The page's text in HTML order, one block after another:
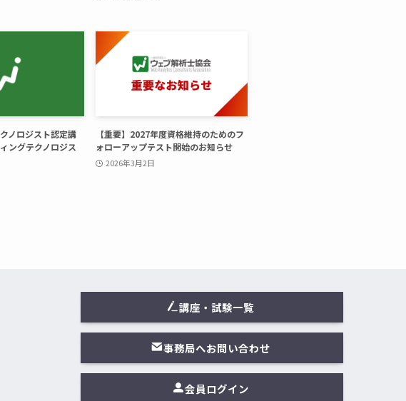
ノロジスト認定講
ングテクノロジス
【重要】2027年度資格維持のためのフ
ォローアップテスト開始のお知らせ
2026年3月2日
講座・試験一覧
事務局へお問い合わせ
会員ログイン